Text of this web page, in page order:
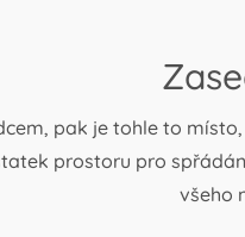
pak je tohle to
prostoru pro
všeho